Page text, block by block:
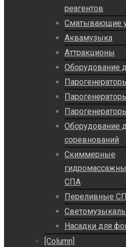
реагентов
Сматывающие
Аквамузыка
Аттракционы
Оборудование
Оборудование
соревнований
Скиммерные
СПА
Переливные
Насадки для
[Column]